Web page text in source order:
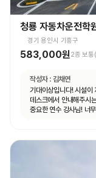
청룡 자동차운전학
경기 용인시 기흥구
583,000원2종 보통
작성자 : 김채연
기대이상입니다! 시설이
데스크에서 안내해주시
중요한 연수 강사님! 너